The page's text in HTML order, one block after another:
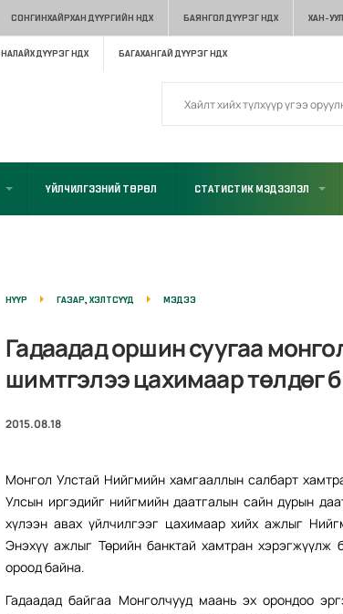
СОНГИНХАЙРХАН ДҮҮРГИЙН НДХ БАЯНГОЛ ДҮҮРЭГ НДХ ХАН-
НАЛАЙХ ДҮҮРЭГ НДХ БАГАХАНГАЙ ДҮҮРЭГ НДХ
ҮЙЛЧИЛГЭЭНИЙ ТӨРӨЛ СТАТИСТИК МЭДЭЭЛЭЛ
НҮҮР ГАЗАР, ХЭЛТСҮҮД МЭДЭЭ
Гадаадад оршин суугаа
шимтгэлээ цахимаар төлдөг
2015.08.18
Монгол Улстай Нийгмийн хамгааллын салбарт
Улсын иргэдийг нийгмийн даатгалын сайн дурын
хүлээн авах үйлчилгээг цахимаар хийх ажлыг
Энэхүү ажлыг Төрийн банктай хамтран
ороод байна.
Гадаадад байгаа Монголчууд маань эх орондоо